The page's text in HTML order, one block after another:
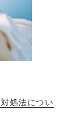
処法につい